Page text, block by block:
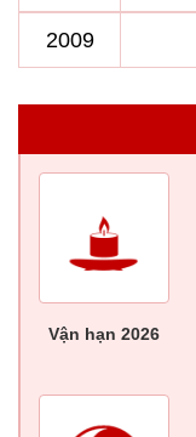
2009
Vận hạn 2026